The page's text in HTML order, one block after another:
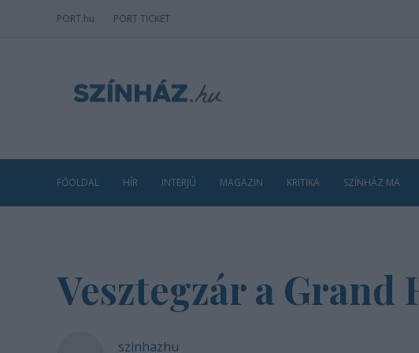
PORT.hu PORT TICKET
FŐOLDAL HÍR INTERJÚ MAGAZIN KRITIKA SZÍNHÁZ MA
Vesztegzár a Grand
szinhazhu